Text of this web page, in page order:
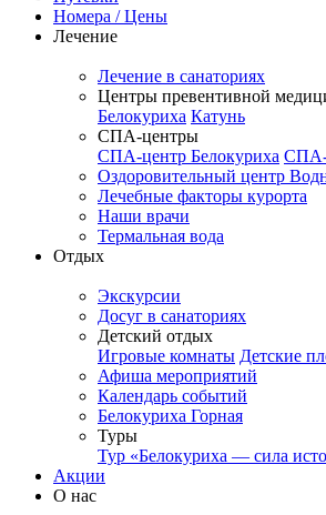
Номера / Цены
Лечение
Лечение в санаториях
Центры превентивной
Белокуриха Катунь
СПА-центры
СПА-центр Белокуриха СПА-
Оздоровительный центр
Лечебные факторы курорта
Наши врачи
Термальная вода
Отдых
Экскурсии
Досуг в санаториях
Детский отдых
Игровые комнаты Детские
Афиша мероприятий
Календарь событий
Белокуриха Горная
Туры
Тур «Белокуриха — сила
Акции
О нас